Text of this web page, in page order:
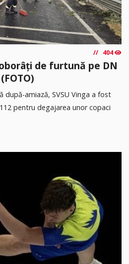
404
de furtună pe DN
după-amiază, SVSU Vinga a fost
pentru degajarea unor copaci